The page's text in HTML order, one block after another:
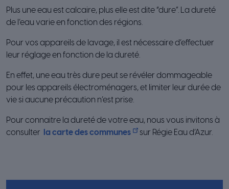
Plus une eau est calcaire, plus elle est dite “dure”. La dureté
de l’eau varie en fonction des régions.
Pour vos appareils de lavage, il est nécessaire d’effectuer
leur réglage en fonction de la dureté.
En effet, une eau très dure peut se révéler dommageable
pour les appareils électroménagers, et limiter leur durée de
vie si aucune précaution n’est prise.
Pour connaitre la dureté de votre eau, nous vous invitons à
consulter la carte des communes sur Régie Eau d’Azur.